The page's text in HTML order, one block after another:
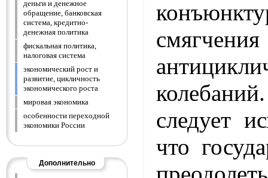
деньги и денежное
обращение, банковская
система, кредитно-
денежная политика
фискальная политика,
налоговая система
экономический рост и
развитие, цикличность
экономического роста
мировая экономика
особенности переходной
экономики России
Дополнительно
смягчения
следует
что